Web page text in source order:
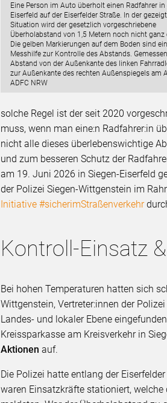
Eine Person im Auto überholt einen Radfahrer in
Eiserfeld auf der Eiserfelder Straße. In der
Situation wird der gesetzlich vorgeschriebene
Überholabstand von 1,5 Metern noch nicht ganz
Die gelben Markierungen auf dem Boden sind
Messhilfe zur Kontrolle des Abstands.
Abstand von der Außenkante des linken
zur Außenkante des rechten Außenspiegels am
ADFC NRW
solche Regel ist der seit 2020
muss, wenn man eine:n Radfahrer:in
nicht alle dieses überlebenswichtige
und zum besseren Schutz der
am 19. Juni 2026 in Siegen-Eiserfeld
der Polizei Siegen-Wittgenstein im
Initiative #sicherimStraßenverkehr
Kontroll-Einsatz
Bei hohen Temperaturen hatten sich
Wittgenstein, Vertreter:innen der
Landes- und lokaler Ebene
Kreissparkasse am Kreisverkehr in
Aktionenauf.
Die Polizei hatte entlang der
waren Einsatzkräfte stationiert,